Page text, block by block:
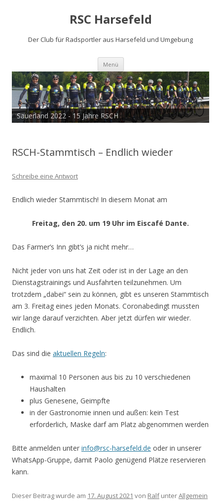
RSC Harsefeld
Der Club für Radsportler aus Harsefeld und Umgebung
Menü Zum
springen
Sauerland 2022 - 15 Jahre RSCH
RSCH-Stammtisch – Endlich wieder
Schreibe eine Antwort
Endlich wieder Stammtisch! In diesem Monat am
Freitag, den 20. um 19 Uhr im Eiscafé Dante.
Das Farmer’s Inn gibt’s ja nicht mehr…
Nicht jeder von uns hat Zeit oder ist in der Lage an den
Dienstagstrainings und Ausfahrten teilzunehmen. Um
trotzdem „dabei“ sein zu können, gibt es unseren Stammtisch
am 3. Freitag eines jeden Monats. Coronabedingt mussten
wir lange darauf verzichten. Aber jetzt dürfen wir wieder.
Endlich.
Das sind die aktuellen Regeln:
maximal 10 Personen aus bis zu 10 verschiedenen
Haushalten
plus Genesene, Geimpfte
in der Gastronomie innen und außen: kein Test
erforderlich, Maske darf am Platz abgenommen werden
Bitte anmelden unter info@rsc-harsefeld.de oder in unserer
WhatsApp-Gruppe, damit Paolo genügend Plätze reservieren
kann.
Dieser Beitrag wurde am 17. August 2021 von RalfunterAllgemein